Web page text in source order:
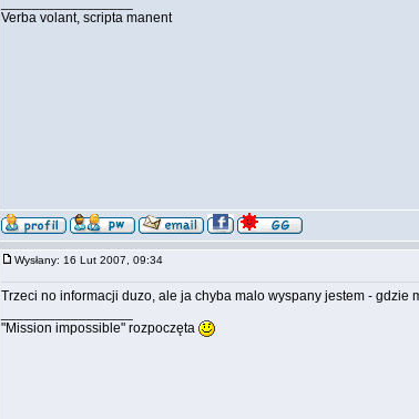
Verba volant, scripta manent
Wysłany: 16 Lut 2007, 09:34
Trzeci no informacji duzo, ale ja chyba malo wyspany jestem -
"Mission impossible" rozpoczęta